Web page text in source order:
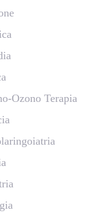
Ozono Terapia